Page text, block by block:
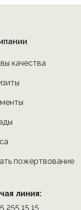
качества
пожертвование
линия:
255 15 15